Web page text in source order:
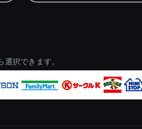
択できます。